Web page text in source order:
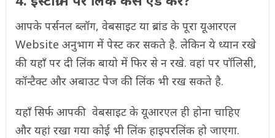
आपके पर्सनल ब्लॉग, वेबसाइट या ब्रांड के पूरा यूआरएल
Website अनुभाग में पेस्ट कर सकते है. लेकिन ये ध्यान रखे
की यहाँ पर दी लिंक बायो में फिर से न रखे. वहां पर पॉलिसी,
कॉन्टैक्ट और अबाउट पेज की लिंक भी रख सकते है.
यहाँ सिर्फ आपकी वेबसाइट के यूआरएल ही होना चाहिए
और यहां रखा गया कोई भी लिंक हाइपरलिंक हो जाएगा.